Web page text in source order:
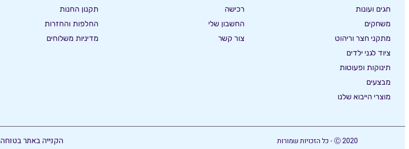
חגים ועונות
משחקים
מתקני חצר וריהוט
ציוד לגני ילדים
תינוקות ופעוטות
מבצעים
מוצרי הייבוא שלנו
רכישה
החשבון שלי
צור קשר
תקנון החנות
החלפות והחזרות
מדיניות משלוחים
Ⓒ 2020 - כל הזכויות שמורות הקנייה באתר בטוחה